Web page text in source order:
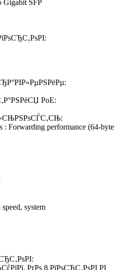
Gigabit SFP
PoE:
: Forwarding performance (64-byte
system
РґРѕ 8 РїРѕСЂС‚РѕРІ РІ